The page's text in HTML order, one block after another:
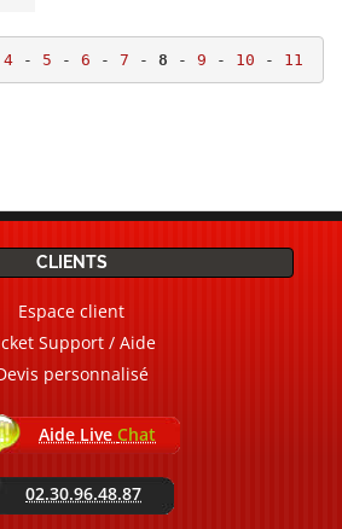
4 - 5 - 6 - 7 - 8 - 9 - 10 - 11
CLIENTS
Espace client
Support / Aide
personnalisé
Aide Live Chat
02.30.96.48.87